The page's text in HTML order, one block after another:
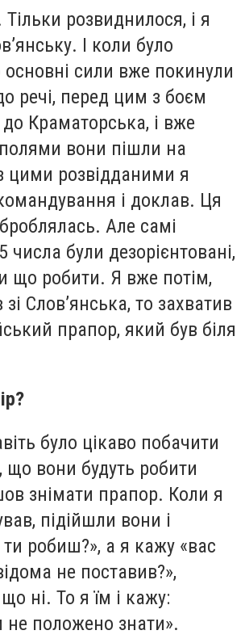
Тільки розвиднилося, і я
І коли було
сили вже покинули
речі, перед цим з боєм
Краматорська, і вже
полями вони пішли на
цими розвідданими я
і доклав. Ця
Але самі
числа були дезорієнтовані,
що робити. Я вже потім,
Слов’янська, то захватив
прапор, який був біля
було цікаво побачити
що вони будуть робити
знімати прапор. Коли я
підійшли вони і
робиш?», а я кажу «вас
не поставив?»,
ні. То я їм і кажу:
не положено знати».